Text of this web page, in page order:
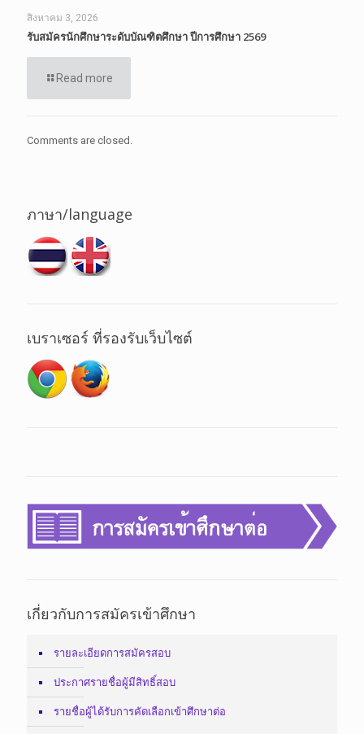
สิงหาคม 3, 2026
รับสมัครนักศึกษาระดับบัณฑิตศึกษา ปีการศึกษา 2569
Read more
Comments are closed.
ภาษา/language
เบราเซอร์ ที่รองรับเว็บไซต์
เกี่ยวกับการสมัครเข้าศึกษา
รายละเอียดการสมัครสอบ
ประกาศรายชื่อผู้มีสิทธิ์สอบ
รายชื่อผู้ได้รับการคัดเลือกเข้าศึกษาต่อ